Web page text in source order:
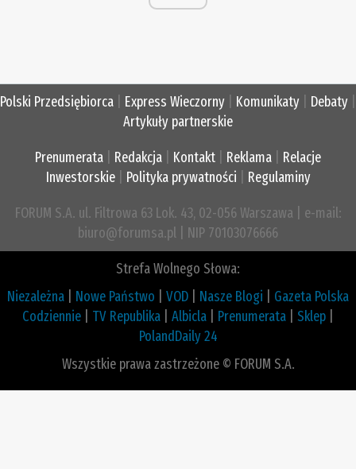
Polski Przedsiębiorca Express Wieczorny Komunikaty Debaty
Artykuły partnerskie
Prenumerata Redakcja Kontakt Reklama
Relacje
Inwestorskie| Polityka prywatności Regulaminy
FORUM S.A. ul. Filtrowa 63 Lok. 43, 02-056 Warszawa | e-mail:
biuro@forumsa.pl | NIP 70103076666
Strefa Wolnego Słowa:
Niezależna
Nowe Państwo VOD Nasze Blogi
Gazeta Polska
Codziennie
TV Republika Albicla Prenumerata Sklep
PolandDaily 24
Wszystkie prawa zastrzeżone © FORUM S.A.